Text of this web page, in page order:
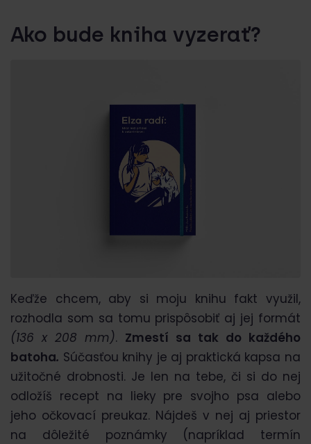
Ako bude kniha vyzerať?
Keďže chcem, aby si moju knihu fakt využil,
rozhodla som sa tomu prispôsobiť aj jej formát
(136 x 208 mm). Zmestí sa tak do každého
batoha. Súčasťou knihy je aj praktická kapsa na
užitočné drobnosti. Je len na tebe, či si do nej
odložíš recept na lieky pre svojho psa alebo
jeho očkovací preukaz. Nájdeš v nej aj priestor
na dôležité poznámky (napríklad termín